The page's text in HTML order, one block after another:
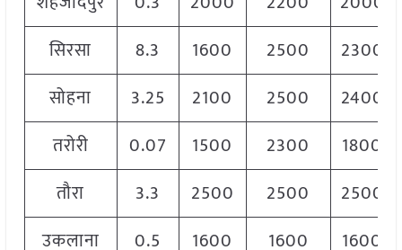
सिरसा
8.3 1600 2500
2300
सोहना
3.25 2100 2500
2400
तरोरी
0.07 1500 2300
1800
तौरा
3.3 2500 2500
2500
उकलाना
0.5 1600 1600 1600